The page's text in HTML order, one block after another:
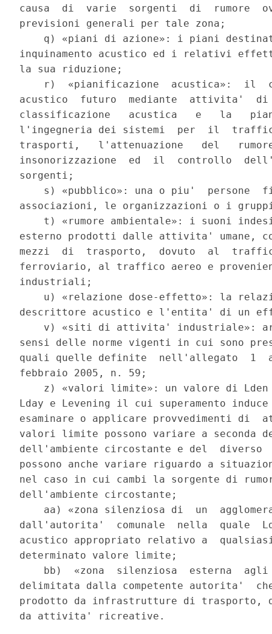
causa  di  varie  sorgenti  di  rumore
previsioni generali per tale zona;
q) «piani di azione»: i piani
inquinamento acustico ed i relativi
la sua riduzione;
r)  «pianificazione  acustica»:  il
acustico  futuro  mediante  attivita'  di
classificazione   acustica   e   la
l'ingegneria dei sistemi  per  il
trasporti,   l'attenuazione   del
insonorizzazione  ed  il  controllo
sorgenti;
s) «pubblico»: una o piu'  persone
associazioni, le organizzazioni o i
t) «rumore ambientale»: i suoni
esterno prodotti dalle attivita' umane,
mezzi  di  trasporto,  dovuto  al
ferroviario, al traffico aereo e
industriali;
u) «relazione dose-effetto»: la
descrittore acustico e l'entita' di un
v) «siti di attivita' industriale»:
sensi delle norme vigenti in cui sono
quali quelle definite  nell'allegato  1
febbraio 2005, n. 59;
z) «valori limite»: un valore di
Lday e Levening il cui superamento
esaminare o applicare provvedimenti di
valori limite possono variare a
dell'ambiente circostante e del
possono anche variare riguardo a
nel caso in cui cambi la sorgente di
dell'ambiente circostante;
aa) «zona silenziosa di  un
dall'autorita'  comunale  nella  quale
acustico appropriato relativo a
determinato valore limite;
bb)  «zona  silenziosa  esterna
delimitata dalla competente autorita'
prodotto da infrastrutture di